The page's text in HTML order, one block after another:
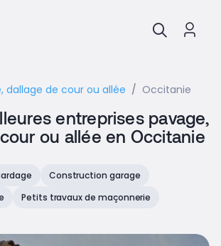
dallage de cour ou allée Occitanie
entreprises pavage,
ou allée en Occitanie
Construction garage
Petits travaux de maçonnerie